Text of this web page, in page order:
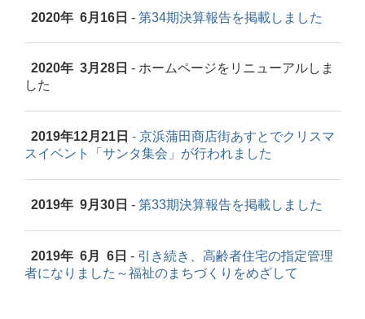
2020年 6月16日 - 第34期決算報告を掲載しました
2020年 3月28日 - ホームページをリニューアルしま
した
2019年12月21日 - 京浜蒲田商店街あすとでクリスマ
スイベント「サンタ集会」が行われました
2019年 9月30日 - 第33期決算報告を掲載しました
2019年 6月 6日 - 引き続き、高齢者住宅の指定管理
者になりました～福祉のまちづくりをめざして